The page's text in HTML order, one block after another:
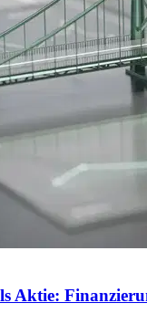
Aktie: